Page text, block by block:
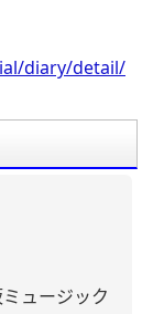
diary/detail/
ミュージック